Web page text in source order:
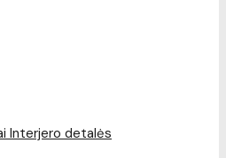
Interjero detalės